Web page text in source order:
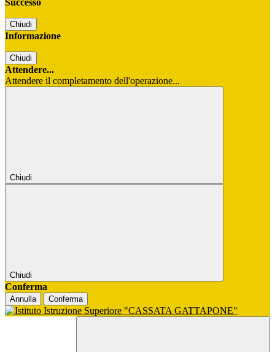
Successo
Chiudi
Informazione
Chiudi
Attendere...
Attendere il completamento dell'operazione...
Chiudi
Chiudi
Conferma
Annulla Conferma